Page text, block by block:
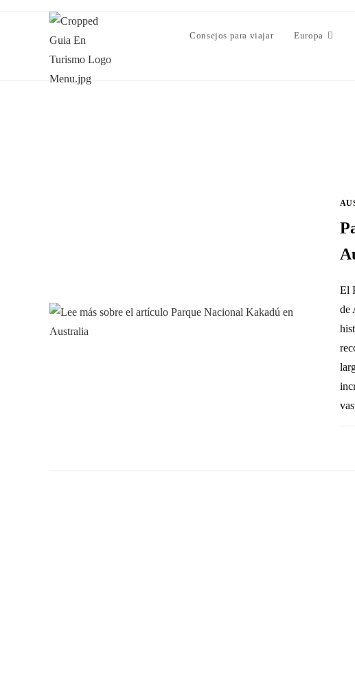
Consejos para viajar Europa
El
de